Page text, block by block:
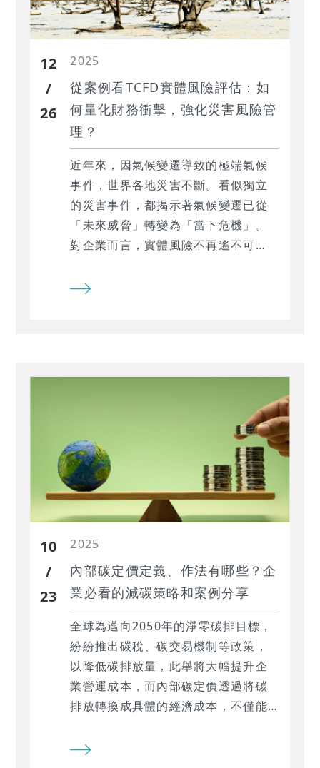
12
/
26
2025
從案例看TCFD實體風險評估：如
何量化財務衝擊，強化災害風險管
理？
近年來，因氣候變遷導致的極端氣候
事件，世界各地災害不斷。看似獨立
的災害事件，都揭示著氣候變遷已從
「未來威脅」轉變為「當下危機」。
對企業而言，實體風險不再遙不可
重要議題。極端氣候事件可能摧毀價
10
/
23
2025
內部碳定價定義、作法有哪些？企
業必看的減碳策略和案例分享
全球為邁向2050年的淨零碳排目標，
紛紛推出碳稅、碳交易機制等政策，
以降低碳排放量，此舉將大幅提升企
業營運成本，而內部碳定價透過將碳
排放轉換成具體的經濟成本，不僅能
並使營運朝低碳轉型發展。本文將說